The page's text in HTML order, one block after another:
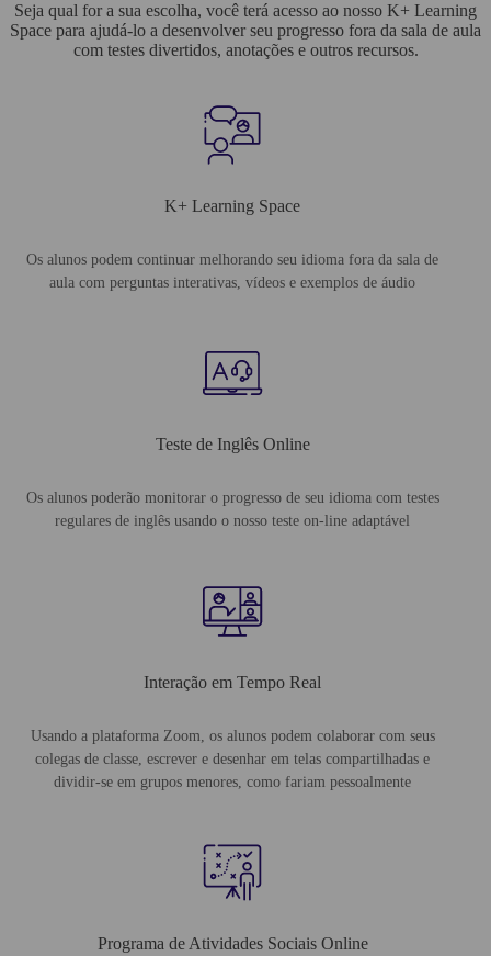
Seja qual for a sua escolha, você terá acesso ao nosso K+ Learning
Space para ajudá-lo a desenvolver seu progresso fora da sala de aula
com testes divertidos, anotações e outros recursos.
K+ Learning Space
Os alunos podem continuar melhorando seu idioma fora da sala de
aula com perguntas interativas, vídeos e exemplos de áudio
Teste de Inglês Online
Os alunos poderão monitorar o progresso de seu idioma com testes
regulares de inglês usando o nosso teste on-line adaptável
Interação em Tempo Real
Usando a plataforma Zoom, os alunos podem colaborar com seus
colegas de classe, escrever e desenhar em telas compartilhadas e
dividir-se em grupos menores, como fariam pessoalmente
Programa de Atividades Sociais Online